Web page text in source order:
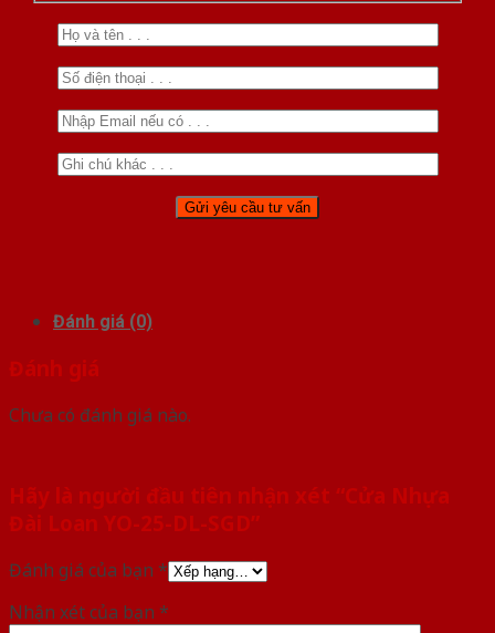
Đánh giá (0)
Đánh giá
Chưa có đánh giá nào.
Hãy là người đầu tiên nhận xét “Cửa Nhựa
Đài Loan YO-25-DL-SGD”
Đánh giá của bạn *
Nhận xét của bạn *